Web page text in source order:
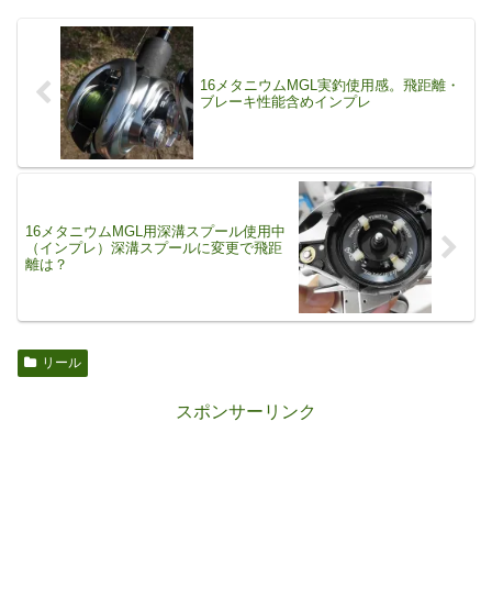
16メタニウムMGL実釣使用感。飛距離・
ブレーキ性能含めインプレ
16メタニウムMGL用深溝スプール使用中
（インプレ）深溝スプールに変更で飛距
離は？
リール
スポンサーリンク